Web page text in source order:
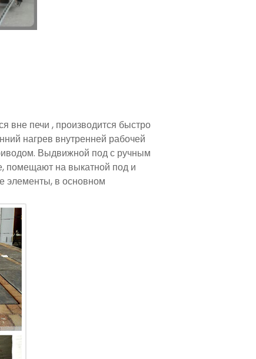
вне печи , производится быстро
нагрев внутренней рабочей
Выдвижной под с ручным
помещают на выкатной под и
элементы, в основном